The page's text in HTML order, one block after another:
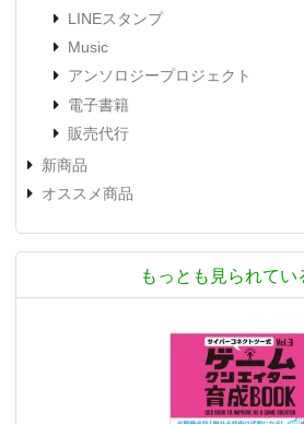
LINEスタンプ
Music
アンソロジープロジェクト
電子書籍
販売代行
新商品
オススメ商品
もっとも見られてい